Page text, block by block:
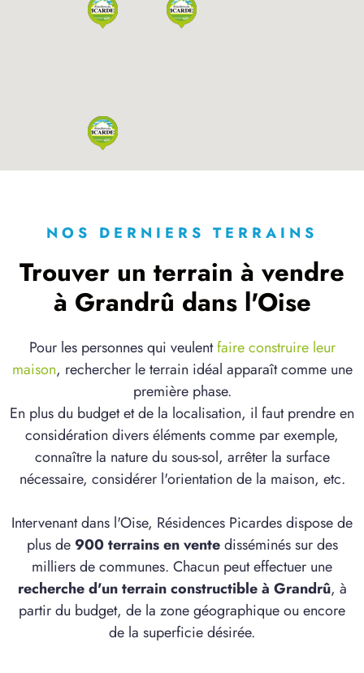
NOS DERNIERS TERRAINS
Trouver un terrain à vendre
à Grandrû dans l'Oise
Pour les personnes qui veulentfaire construire leur
maison, rechercher le terrain idéal apparaît comme une
première phase.
En plus du budget et de la localisation, il faut prendre en
considération divers éléments comme par exemple,
connaître la nature du sous-sol, arrêter la surface
nécessaire, considérer l'orientation de la maison, etc.
Intervenant dans l'Oise, Résidences Picardes dispose de
plus de 900 terrains en ventedisséminés sur des
milliers de communes. Chacun peut effectuer une
recherche d'un terrain constructible à Grandrû, à
partir du budget, de la zone géographique ou encore
de la superficie désirée.